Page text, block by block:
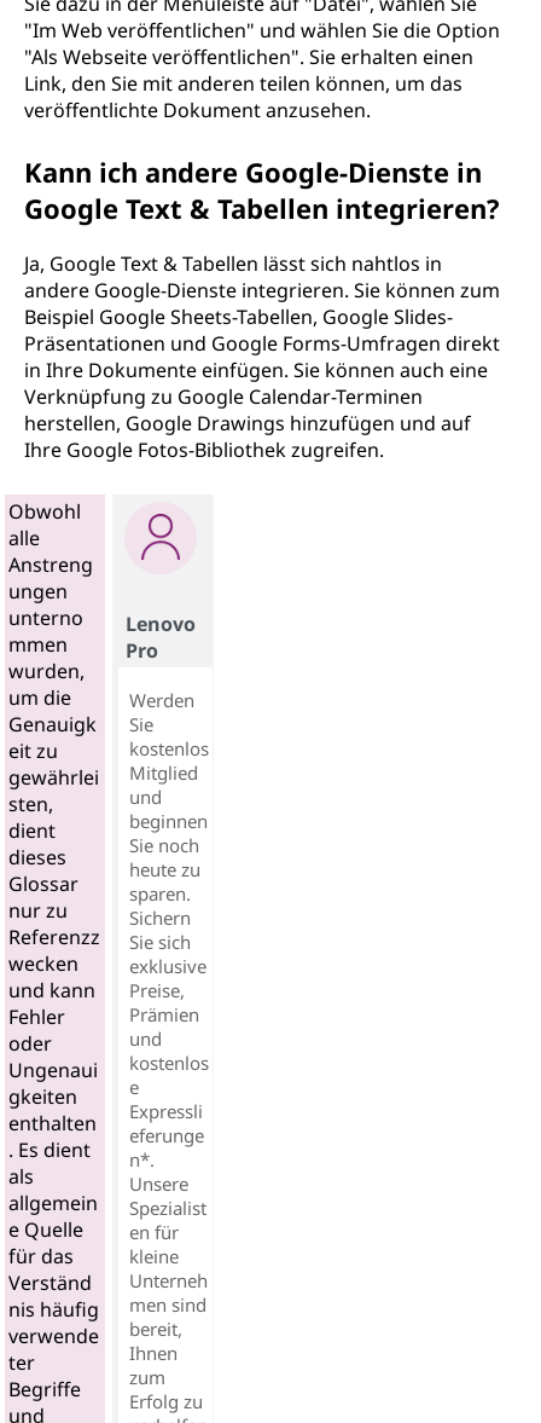
"Im Web veröffentlichen" und wählen Sie die Option
"Als Webseite veröffentlichen". Sie erhalten einen
Link, den Sie mit anderen teilen können, um das
veröffentlichte Dokument anzusehen.
Kann ich andere Google-Dienste in
Google Text & Tabellen integrieren?
Ja, Google Text & Tabellen lässt sich nahtlos in
andere Google-Dienste integrieren. Sie können zum
Beispiel Google Sheets-Tabellen, Google Slides-
Präsentationen und Google Forms-Umfragen direkt
in Ihre Dokumente einfügen. Sie können auch eine
Verknüpfung zu Google Calendar-Terminen
herstellen, Google Drawings hinzufügen und auf
Ihre Google Fotos-Bibliothek zugreifen.
Obwohl
alle
Anstreng
ungen
unterno
mmen
wurden,
um die
Genauigk
eit zu
gewährlei
sten,
dient
dieses
Glossar
nur zu
Referenzz
wecken
und kann
Fehler
oder
Ungenaui
gkeiten
enthalten
. Es dient
als
allgemein
e Quelle
für das
Verständ
nis häufig
verwende
ter
Begriffe
und
Lenovo
Pro
Werden
Sie
kostenlos
Mitglied
und
beginnen
Sie noch
heute zu
sparen.
Sichern
Sie sich
exklusive
Preise,
Prämien
und
kostenlos
e
Expressli
eferunge
n*.
Unsere
Spezialist
en für
kleine
Unterneh
men sind
bereit,
Ihnen
zum
Erfolg zu